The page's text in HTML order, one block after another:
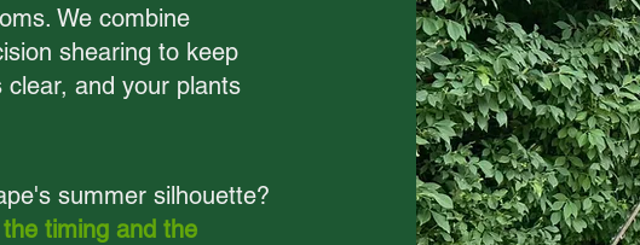
We combine
shearing to keep
and your plants
summer silhouette?
timing and the